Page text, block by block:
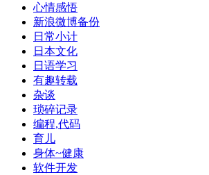
心情感悟
新浪微博备份
日常小计
日本文化
日语学习
有趣转载
杂谈
琐碎记录
编程,代码
育儿
身体~健康
软件开发